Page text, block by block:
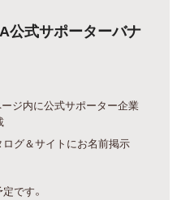
公式サポーターバナ
ジ内に公式サポーター企業
グ＆サイトにお名前掲示
です。